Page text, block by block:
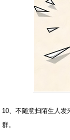
10、不随意扫陌生人
群。